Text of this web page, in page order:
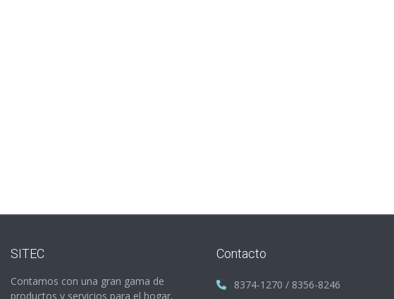
SITEC
Contamos con una gran gama de
productos y servicios para el hogar,
Contacto
8374-1270 / 8356-8246